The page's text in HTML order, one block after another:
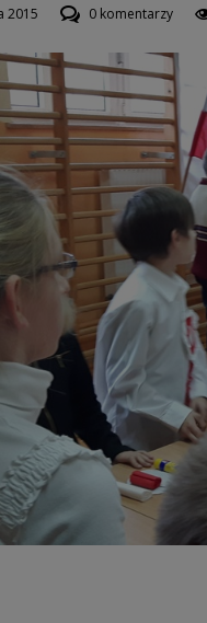
2015 0 komentarzy